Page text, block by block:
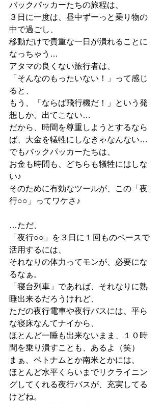
バックパッカーたちの旅程は、
３日に一度は、昼中ずーっと乗り物の
中で過ごし、
移動だけで貴重な一日が潰れることに
なっちゃう…
アタマの良くない旅行者は、
「そんなのもったいない！」って感じ
ると、
もう、「ならば飛行機だ！」という発
想しか、出てこない…
だから、時間を尊重しようとするなら
ば、大金を犠牲にしなきゃなんない…
でもバックパッカーたちは、
お金も時間も、どちらも犠牲にはしな
い♪
そのために有効なツールが、この「夜
行○○」ってワケさ♪
…ただ、
「夜行○○」を３日に１回ものペースで
活用するには、
それなりの体力ってモンが、必要にな
るなぁ。
「寝台列車」であれば、それなりに熟
睡出来るだろうけれど、
ただの夜行電車や夜行バスには、平ら
な寝床なんてナイから、
ほとんど一睡も出来ないまま、１０時
間を乗り潰すことも、あるよ（笑）
まぁ、ベトナムとか南米とかには、
ほとんど水平くらいまでリクライニン
グしてくれる夜行バスが、充実してる
けどね。